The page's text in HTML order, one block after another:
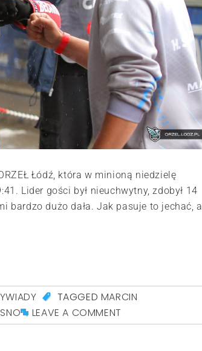
Łódź, która w minioną niedzielę
Lider gości był nieuchwytny, zdobył 14
bardzo dużo dała. Jak pasuje to jechać, a
TAGGED MARCIN
LEAVE A COMMENT